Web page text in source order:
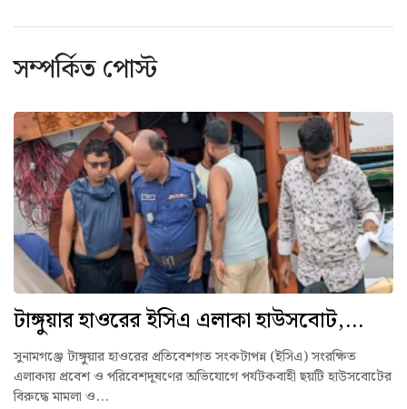
সম্পর্কিত পোস্ট
টাঙ্গুয়ার হাওরের ইসিএ এলাকা হাউসবোট,...
সুনামগঞ্জে টাঙ্গুয়ার হাওরের প্রতিবেশগত সংকটাপন্ন (ইসিএ) সংরক্ষিত
এলাকায় প্রবেশ ও পরিবেশদূষণের অভিযোগে পর্যটকবাহী ছয়টি হাউসবোটের
বিরুদ্ধে মামলা ও...